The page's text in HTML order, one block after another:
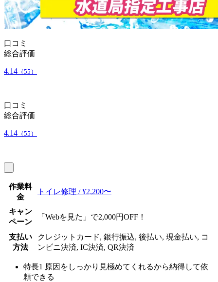
口コミ
総合評価
4.14 （55）
口コミ
総合評価
4.14 （55）
作業料
金
トイレ修理 / ¥2,200〜
キャン
ペーン
「Webを見た」で2,000円OFF！
支払い
方法
クレジットカード, 銀行振込, 後払い, 現金払い, コ
ンビニ決済, IC決済, QR決済
特長1 原因をしっかり見極めてくれるから納得して依
頼できる